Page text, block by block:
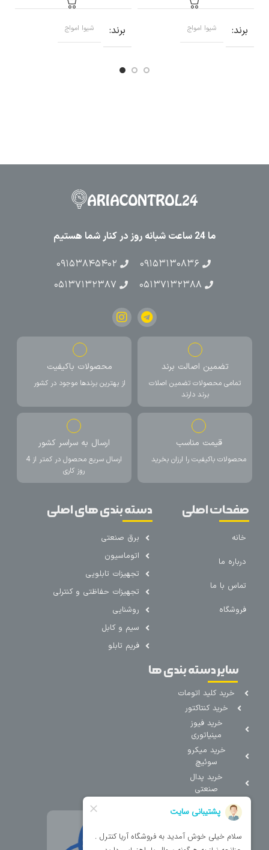
برند شیوا امواج برند شیوا امواج
ما 24 ساعت شبانه روز در کنار شما هستیم
۰۹۱۵۳۱۳۰۸۳۶
۰۹۱۵۳۸۴۵۴۰۲
۰۵۱۳۷۱۳۲۳۸۸
۰۵۱۳۷۱۳۲۳۸۷
تضمین اصالت برند
تمامی محصولات تضمین اصلات
برند دارند
محصولات باکیفیت
از بهترین برندها موجود در کشور
قیمت مناسب
محصولات باکیفیت را ارزان بخرید
ارسال به سراسر کشور
ارسال سریع محصول در کمتر از 4
روز کاری
صفحات اصلی
خانه
درباره ما
تماس با ما
فروشگاه
دسته بندی های اصلی
برق صنعتی
اتوماسیون
تجهیزات تابلویی
تجهیزات حفاظتی و کنترلی
روشنایی
سیم و کابل
فریم تابلو
سایر دسته بندی ها
خرید کلید اتومات
خرید کنتاکتور
خرید فیوز
مینیاتوری
خرید میکرو
سوئیچ
خرید پدال
صنعتی